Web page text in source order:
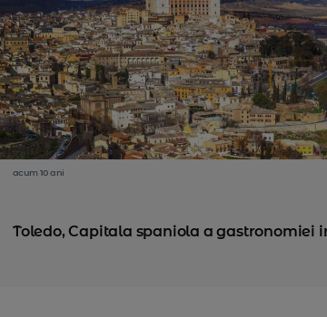
acum 10 ani
Toledo, Capitala spaniola a gastronomiei